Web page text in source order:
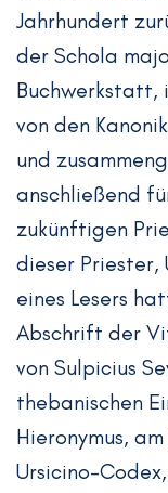
Jahrhundert
der Schola
Buchwerkstatt,
von den
und
anschließend
zukünftigen
dieser Priester,
eines Lesers
Abschrift der
von Sulpicius
thebanischen
Hieronymus,
Ursicino-